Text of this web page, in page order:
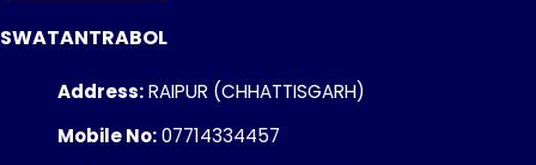
SWATANTRABOL
Address:RAIPUR (CHHATTISGARH)
Mobile No:07714334457